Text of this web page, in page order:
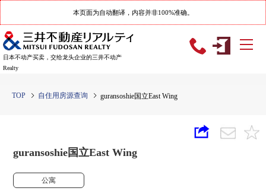
本页面为自动翻译，内容并非100%准确。
日本不动产买卖，交给龙头企业的三井不动产
Realty
TOP 自住用房源查询 guransoshie国立East Wing
guransoshie国立East Wing
公寓